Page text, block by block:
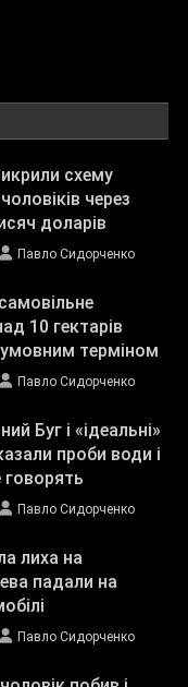
схему
через
доларів
Павло Сидорченко
10 гектарів
умовним терміном
Павло Сидорченко
Буг і «ідеальні»
проби води і
Павло Сидорченко
лиха на
падали на
Павло Сидорченко